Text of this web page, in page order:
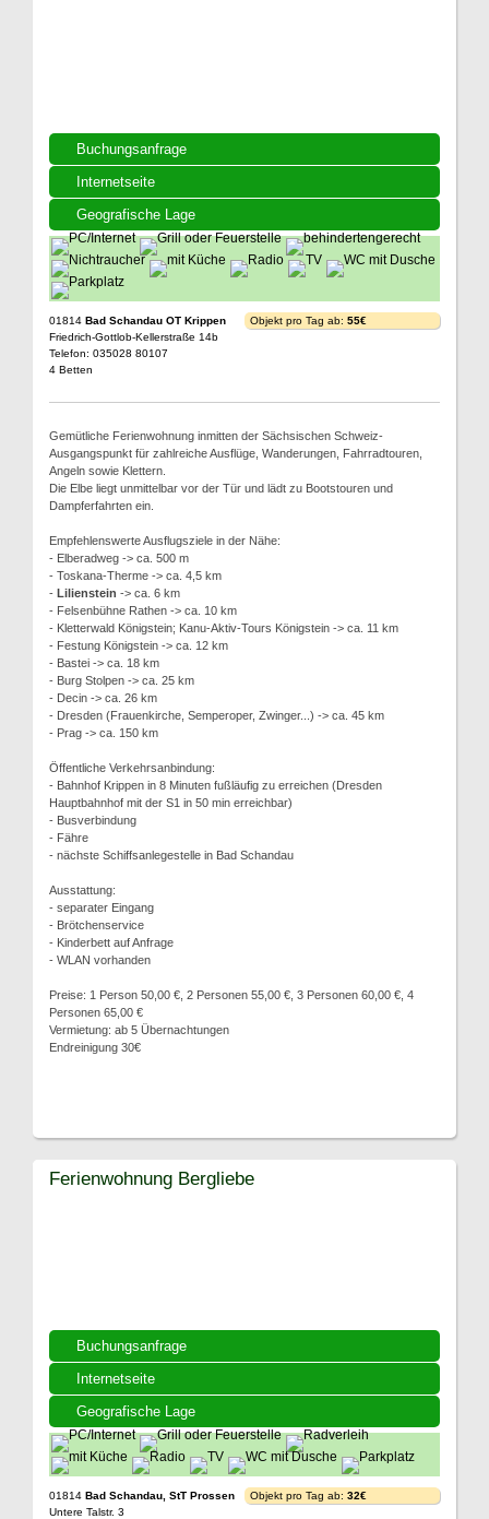
Buchungsanfrage
Internetseite
Geografische Lage
01814 Bad Schandau OT Krippen
Friedrich-Gottlob-Kellerstraße 14b
Telefon: 035028 80107
4 Betten
Objekt pro Tag ab: 55€
Gemütliche Ferienwohnung inmitten der Sächsischen Schweiz-
Ausgangspunkt für zahlreiche Ausflüge, Wanderungen, Fahrradtouren,
Angeln sowie Klettern.
Die Elbe liegt unmittelbar vor der Tür und lädt zu Bootstouren und
Dampferfahrten ein.
Empfehlenswerte Ausflugsziele in der Nähe:
- Elberadweg -> ca. 500 m
- Toskana-Therme -> ca. 4,5 km
- Lilienstein -> ca. 6 km
- Felsenbühne Rathen -> ca. 10 km
- Kletterwald Königstein; Kanu-Aktiv-Tours Königstein -> ca. 11 km
- Festung Königstein -> ca. 12 km
- Bastei -> ca. 18 km
- Burg Stolpen -> ca. 25 km
- Decin -> ca. 26 km
- Dresden (Frauenkirche, Semperoper, Zwinger...) -> ca. 45 km
- Prag -> ca. 150 km
Öffentliche Verkehrsanbindung:
- Bahnhof Krippen in 8 Minuten fußläufig zu erreichen (Dresden
Hauptbahnhof mit der S1 in 50 min erreichbar)
- Busverbindung
- Fähre
- nächste Schiffsanlegestelle in Bad Schandau
Ausstattung:
- separater Eingang
- Brötchenservice
- Kinderbett auf Anfrage
- WLAN vorhanden
Preise: 1 Person 50,00 €, 2 Personen 55,00 €, 3 Personen 60,00 €, 4
Personen 65,00 €
Vermietung: ab 5 Übernachtungen
Endreinigung 30€
Buchungsanfrage
Internetseite
Geografische Lage
Ferienwohnung Bergliebe
01814 Bad Schandau, StT Prossen
Untere Talstr. 3
Objekt pro Tag ab: 32€